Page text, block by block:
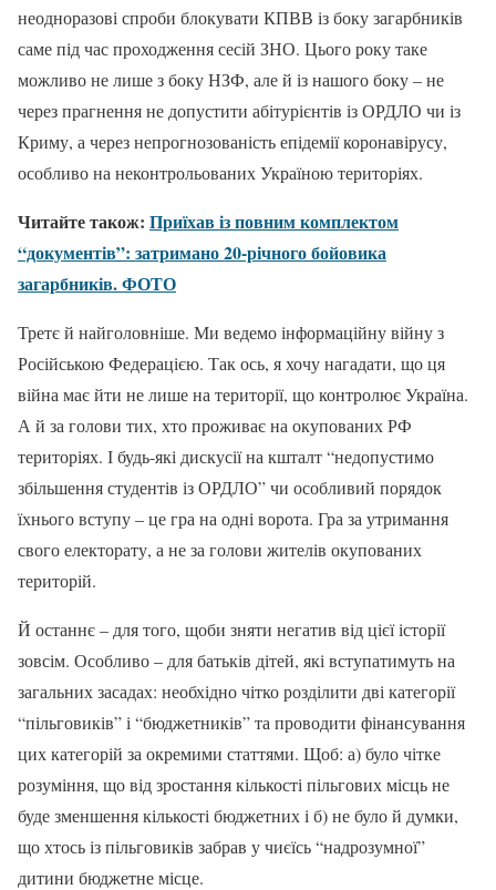
неодноразові спроби блокувати КПВВ із боку загарбників
саме під час проходження сесій ЗНО. Цього року таке
можливо не лише з боку НЗФ, але й із нашого боку – не
через прагнення не допустити абітурієнтів із ОРДЛО чи із
Криму, а через непрогнозованість епідемії коронавірусу,
особливо на неконтрольованих Україною територіях.
Читайте також: Приїхав із повним комплектом
“документів”: затримано 20-річного бойовика
загарбників. ФОТО
Третє й найголовніше. Ми ведемо інформаційну війну з
Російською Федерацією. Так ось, я хочу нагадати, що ця
війна має йти не лише на території, що контролює Україна.
А й за голови тих, хто проживає на окупованих РФ
територіях. І будь-які дискусії на кшталт “недопустимо
збільшення студентів із ОРДЛО” чи особливий порядок
їхнього вступу – це гра на одні ворота. Гра за утримання
свого електорату, а не за голови жителів окупованих
територій.
Й останнє – для того, щоби зняти негатив від цієї історії
зовсім. Особливо – для батьків дітей, які вступатимуть на
загальних засадах: необхідно чітко розділити дві категорії
“пільговиків” і “бюджетників” та проводити фінансування
цих категорій за окремими статтями. Щоб: а) було чітке
розуміння, що від зростання кількості пільгових місць не
буде зменшення кількості бюджетних і б) не було й думки,
що хтось із пільговиків забрав у чиєїсь “надрозумної”
дитини бюджетне місце.